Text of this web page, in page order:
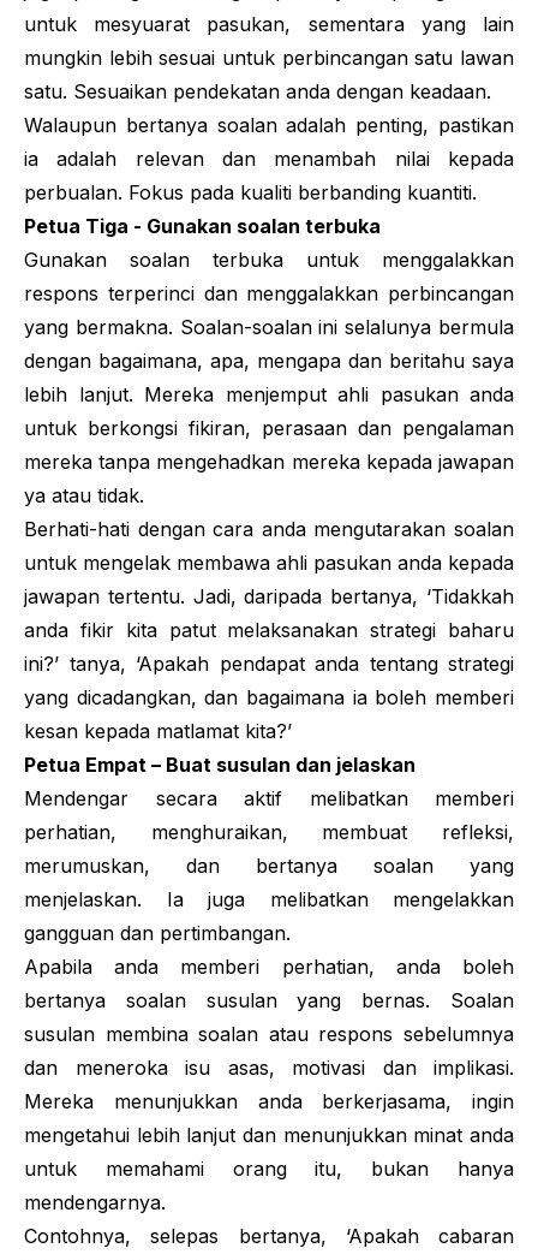
untuk mesyuarat pasukan, sementara yang lain
mungkin lebih sesuai untuk perbincangan satu lawan
satu. Sesuaikan pendekatan anda dengan keadaan.
Walaupun bertanya soalan adalah penting, pastikan
ia adalah relevan dan menambah nilai kepada
perbualan. Fokus pada kualiti berbanding kuantiti.
Petua Tiga - Gunakan soalan terbuka
Gunakan soalan terbuka untuk menggalakkan
respons terperinci dan menggalakkan perbincangan
yang bermakna. Soalan-soalan ini selalunya bermula
dengan bagaimana, apa, mengapa dan beritahu saya
lebih lanjut. Mereka menjemput ahli pasukan anda
untuk berkongsi fikiran, perasaan dan pengalaman
mereka tanpa mengehadkan mereka kepada jawapan
ya atau tidak.
Berhati-hati dengan cara anda mengutarakan soalan
untuk mengelak membawa ahli pasukan anda kepada
jawapan tertentu. Jadi, daripada bertanya, ‘Tidakkah
anda fikir kita patut melaksanakan strategi baharu
ini?’ tanya, ‘Apakah pendapat anda tentang strategi
yang dicadangkan, dan bagaimana ia boleh memberi
kesan kepada matlamat kita?’
Petua Empat – Buat susulan dan jelaskan
Mendengar secara aktif melibatkan memberi
perhatian, menghuraikan, membuat refleksi,
merumuskan, dan bertanya soalan yang
menjelaskan. Ia juga melibatkan mengelakkan
gangguan dan pertimbangan.
Apabila anda memberi perhatian, anda boleh
bertanya soalan susulan yang bernas. Soalan
susulan membina soalan atau respons sebelumnya
dan meneroka isu asas, motivasi dan implikasi.
Mereka menunjukkan anda berkerjasama, ingin
mengetahui lebih lanjut dan menunjukkan minat anda
untuk memahami orang itu, bukan hanya
mendengarnya.
Contohnya, selepas bertanya, ‘Apakah cabaran